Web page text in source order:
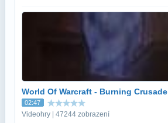
World Of Warcraft - Burning Crusade
02:47
Videohry | 47244 zobrazení